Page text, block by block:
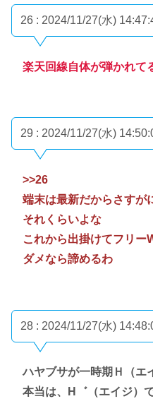
26 : 2024/11/27(水)
楽天回線自体が弾かれて
29 : 2024/11/27(水)
>>26
端末は最新だからさすが
それくらいよな
これから出掛けてフリー
ダメなら諦めるわ
28 : 2024/11/27(水)
ハヤブサが一時期Ｈ（エ
本当は、H゛（エイジ）